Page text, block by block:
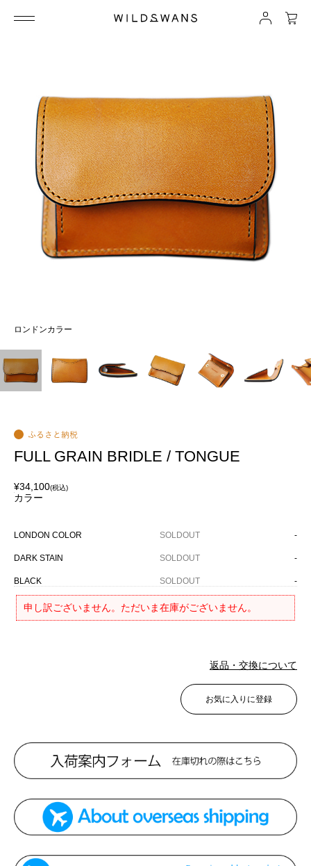
ロンドンカラー
FULL GRAIN BRIDLE / TONGUE
¥34,100(税込)
カラー
LONDON COLOR SOLDOUT -
DARK STAIN SOLDOUT -
BLACK SOLDOUT -
申し訳ございません。ただいま在庫がございません。
返品・交換について
お気に入りに登録